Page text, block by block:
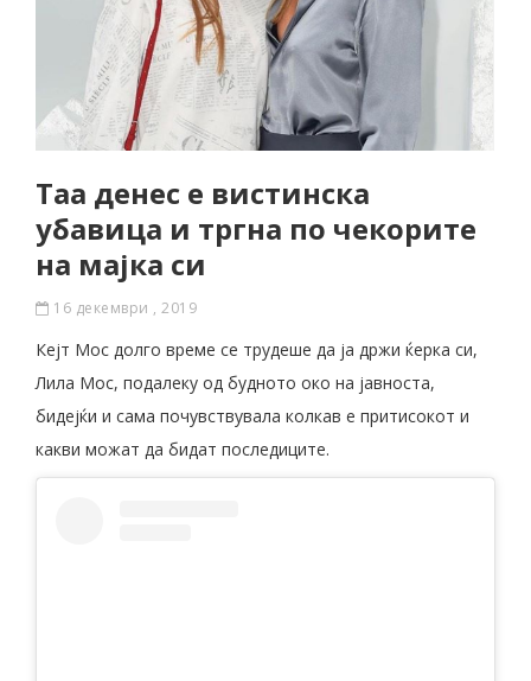
Таа денес е вистинска
убавица и тргна по чекорите
на мајка си
16 декември , 2019
Кејт Мос долго време се трудеше да ја држи ќерка си,
Лила Мос, подалеку од будното око на јавноста,
бидејќи и сама почувствувала колкав е притисокот и
какви можат да бидат последиците.